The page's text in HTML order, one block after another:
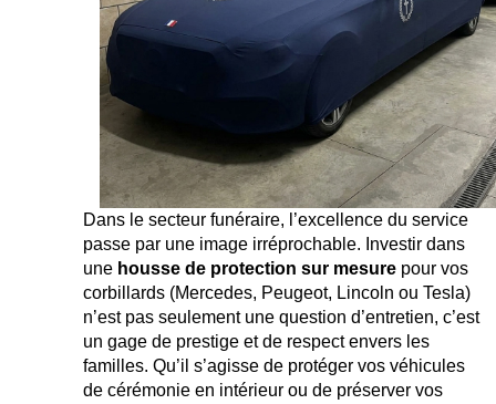
Dans le secteur funéraire, l’excellence du service
passe par une image irréprochable. Investir dans
une housse de protection sur mesure pour vos
corbillards (Mercedes, Peugeot, Lincoln ou Tesla)
n’est pas seulement une question d’entretien, c’est
un gage de prestige et de respect envers les
familles. Qu’il s’agisse de protéger vos véhicules
de cérémonie en intérieur ou de préserver vos